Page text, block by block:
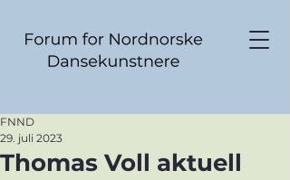
Thomas Voll aktuell
FNND
29. juli 2023